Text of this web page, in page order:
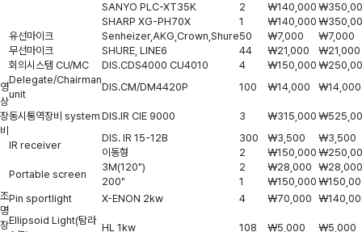
SANYO PLC-XT35K
2 ￦140,000 ￦
SHARP XG-PH70X
1 ￦140,000 ￦
영
상
장
비
유선마이크 Senheizer,AKG,Crown,Shure50 ￦7,000
￦7,000
무선마이크
SHURE, LINE6 44 ￦21,000
￦21,000
회의시스템 CU/MC
DIS.CDS4000 CU4010 4 ￦150,000 ￦
Delegate/Chairman
unit
DIS.CM/DM4420P 100 ￦14,000 ￦14,000
동시통역장비 system DIS.IR CIE 9000 3 ￦315,000 ￦
IR receiver
DIS. IR 15-12B 300 ￦3,500
￦3,500
이동형
2 ￦150,000 ￦
Portable screen
3M(120") 2 ￦28,000 ￦28,000
200"
1 ￦150,000 ￦
조
명
장
Pin sportlight X-ENON 2kw 4 ￦70,000 ￦
Ellipsoid Light(탐라
HL 1kw 108 ￦5,000 ￦5,000